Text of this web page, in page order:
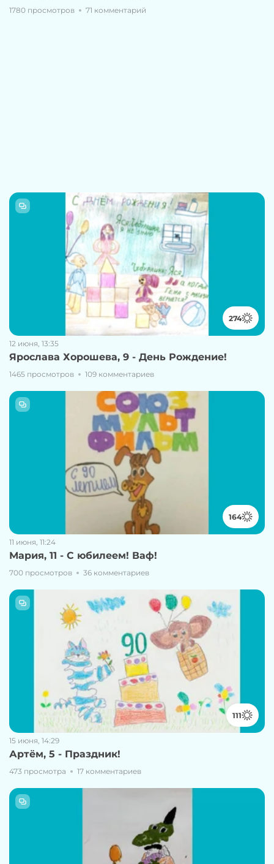
1780 просмотров 71 комментарий
274
12 июня, 13:35
Ярослава Хорошева, 9 - День Рождение!
1465 просмотров 109 комментариев
164
11 июня, 11:24
Мария, 11 - С юбилеем! Ваф!
700 просмотров 36 комментариев
111
15 июня, 14:29
Артём, 5 - Праздник!
473 просмотра 17 комментариев